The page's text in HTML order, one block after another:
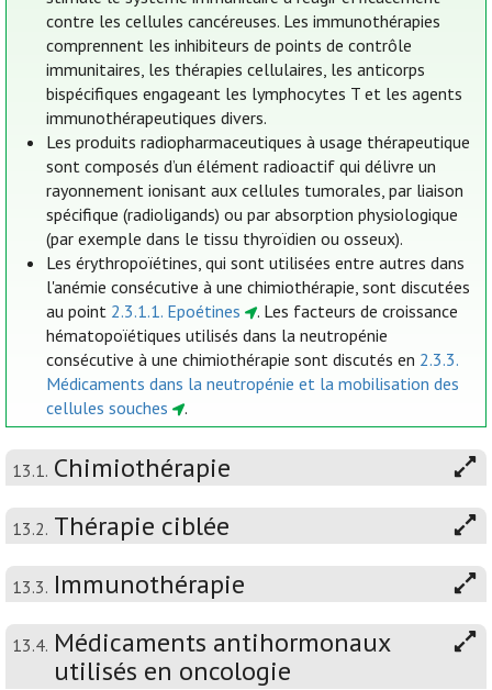
contre les cellules cancéreuses. Les immunothérapies
comprennent les inhibiteurs de points de contrôle
immunitaires, les thérapies cellulaires, les anticorps
bispécifiques engageant les lymphocytes T et les agents
immunothérapeutiques divers.
Les produits radiopharmaceutiques à usage thérapeutique
sont composés d’un élément radioactif qui délivre un
rayonnement ionisant aux cellules tumorales, par liaison
spécifique (radioligands) ou par absorption physiologique
(par exemple dans le tissu thyroïdien ou osseux).
Les érythropoïétines, qui sont utilisées entre autres dans
l'anémie consécutive à une chimiothérapie, sont discutées
au point 2.3.1.1. Epoétines
. Les facteurs de croissance
hématopoïétiques utilisés dans la neutropénie
consécutive à une chimiothérapie sont discutés en 2.3.3.
Médicaments dans la neutropénie et la mobilisation des
cellules souches
.
13.1. Chimiothérapie
13.2. Thérapie ciblée
13.3. Immunothérapie
13.4. Médicaments antihormonaux
utilisés en oncologie